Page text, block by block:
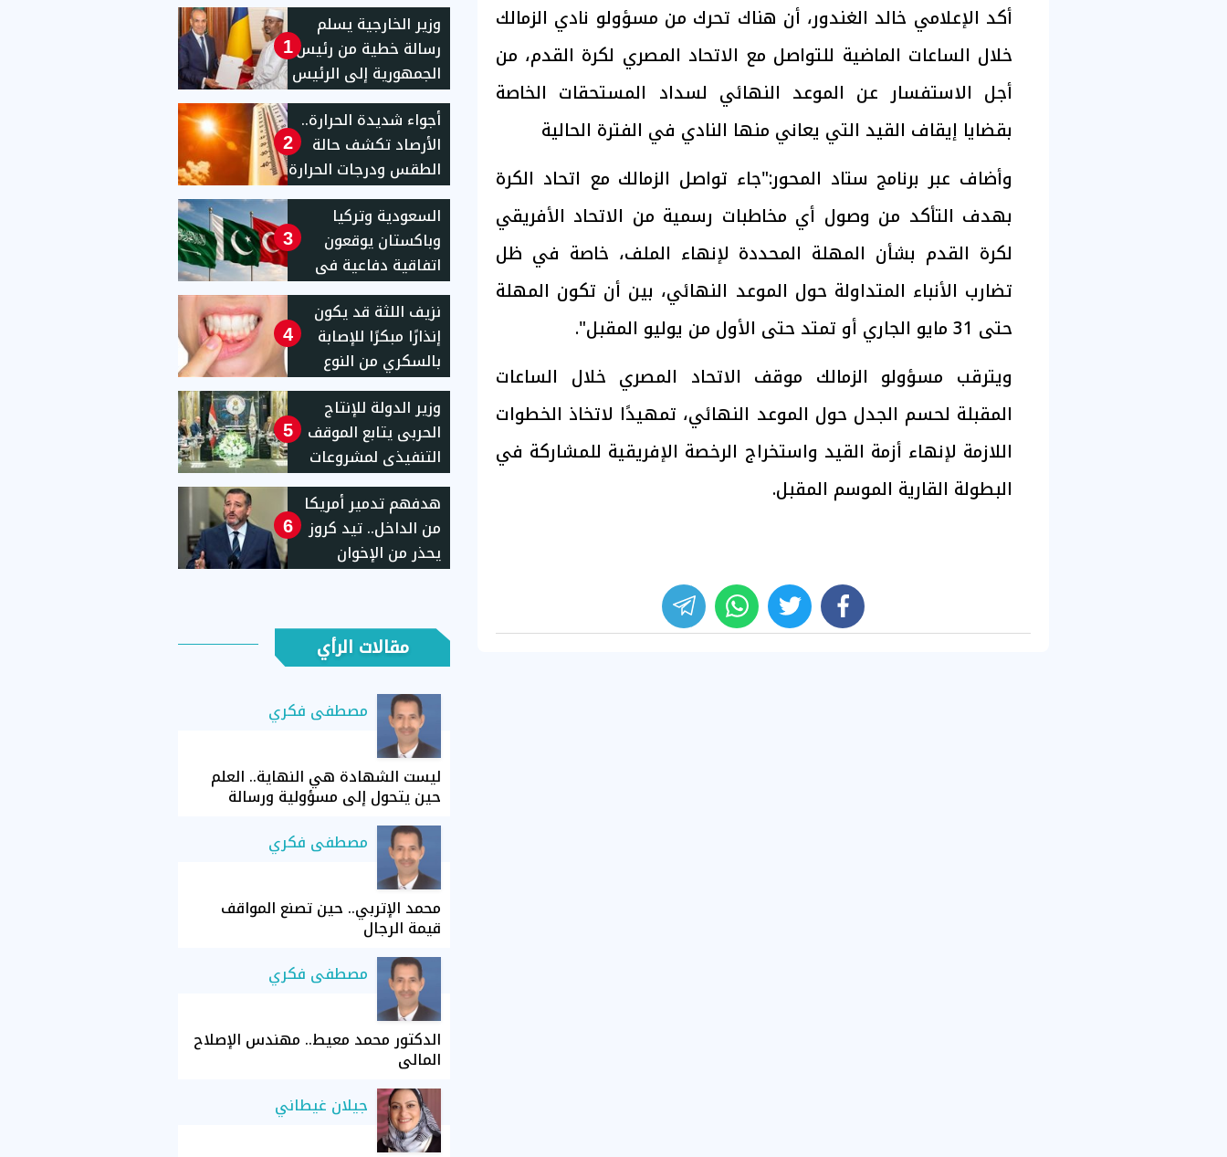
أكد الإعلامي خالد الغندور، أن هناك تحرك من مسؤولو نادي الزمالك
خلال الساعات الماضية للتواصل مع الاتحاد المصري لكرة القدم، من
أجل الاستفسار عن الموعد النهائي لسداد المستحقات الخاصة
بقضايا إيقاف القيد التي يعاني منها النادي في الفترة الحالية
وأضاف عبر برنامج ستاد المحور:"جاء تواصل الزمالك مع اتحاد الكرة
بهدف التأكد من وصول أي مخاطبات رسمية من الاتحاد الأفريقي
لكرة القدم بشأن المهلة المحددة لإنهاء الملف، خاصة في ظل
تضارب الأنباء المتداولة حول الموعد النهائي، بين أن تكون المهلة
حتى 31 مايو الجاري أو تمتد حتى الأول من يوليو المقبل".
ويترقب مسؤولو الزمالك موقف الاتحاد المصري خلال الساعات
المقبلة لحسم الجدل حول الموعد النهائي، تمهيدًا لاتخاذ الخطوات
اللازمة لإنهاء أزمة القيد واستخراج الرخصة الإفريقية للمشاركة في
البطولة القارية الموسم المقبل.
1
وزير الخارجية يسلم
رسالة خطية من رئيس
الجمهورية إلى الرئيس
التشادي
2
أجواء شديدة الحرارة..
الأرصاد تكشف حالة
الطقس ودرجات الحرارة
المتوقعة
3
السعودية وتركيا
وباكستان يوقعون
اتفاقية دفاعية فى
مكة
4
نزيف اللثة قد يكون
إنذارًا مبكرًا للإصابة
بالسكري من النوع
الثاني
5
وزير الدولة للإنتاج
الحربى يتابع الموقف
التنفيذى لمشروعات
"حياة كريمة"
6
هدفهم تدمير أمريكا
من الداخل.. تيد كروز
يحذر من الإخوان
الإرهابية
مقالات الرأي
مصطفى فكري
ليست الشهادة هي النهاية.. العلم
حين يتحول إلى مسؤولية ورسالة
مصطفى فكري
محمد الإتربي.. حين تصنع المواقف
قيمة الرجال
مصطفى فكري
الدكتور محمد معيط.. مهندس الإصلاح
المالي
جيلان غيطاني